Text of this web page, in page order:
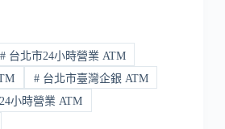
#台北市24小時營業 ATM
#台北市臺灣企銀 ATM
小時營業 ATM